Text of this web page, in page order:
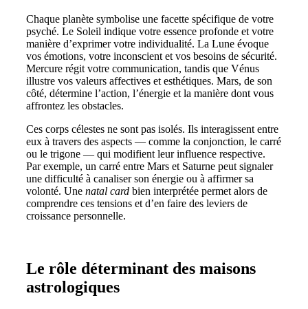
Chaque planète symbolise une facette spécifique de votre
psyché. Le Soleil indique votre essence profonde et votre
manière d’exprimer votre individualité. La Lune évoque
vos émotions, votre inconscient et vos besoins de sécurité.
Mercure régit votre communication, tandis que Vénus
illustre vos valeurs affectives et esthétiques. Mars, de son
côté, détermine l’action, l’énergie et la manière dont vous
affrontez les obstacles.
Ces corps célestes ne sont pas isolés. Ils interagissent entre
eux à travers des aspects — comme la conjonction, le carré
ou le trigone — qui modifient leur influence respective.
Par exemple, un carré entre Mars et Saturne peut signaler
une difficulté à canaliser son énergie ou à affirmer sa
volonté. Une natal card bien interprétée permet alors de
comprendre ces tensions et d’en faire des leviers de
croissance personnelle.
Le rôle déterminant des maisons
astrologiques